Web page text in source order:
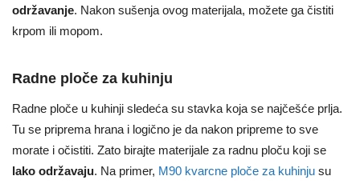
održavanje. Nakon sušenja ovog materijala, možete ga čistiti
krpom ili mopom.
Radne ploče za kuhinju
Radne ploče u kuhinji sledeća su stavka koja se najčešće prlja.
Tu se priprema hrana i logično je da nakon pripreme to sve
morate i očistiti. Zato birajte materijale za radnu ploču koji se
lako održavaju. Na primer, M90 kvarcne ploče za kuhinju su